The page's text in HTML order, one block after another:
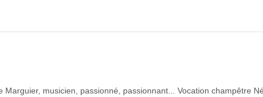
Marguier, musicien, passionné, passionnant... Vocation champêtre